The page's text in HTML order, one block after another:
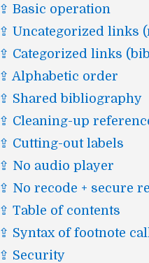
⇪ Basic operation
⇪ Uncategorized links
⇪ Categorized links
⇪ Alphabetic order
⇪ Shared bibliography
⇪ Cleaning-up
⇪ Cutting-out labels
⇪ No audio player
⇪ No recode + secure
⇪ Table of contents
⇪ Syntax of footnote
⇪ Security